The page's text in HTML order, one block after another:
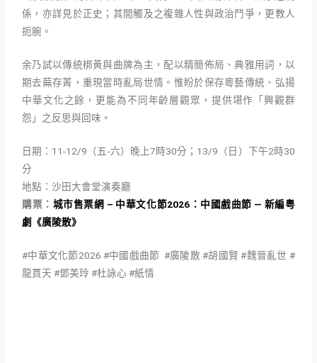
係，亦詳見於正史；其間觸及之複雜人性與政治鬥爭，更教人
扼腕。
余乃試以傳統梆黃與曲牌為主，配以精簡佈局、典雅用詞，以
期去蕪存菁，重現當時亂局世情。惟盼於保存粵藝傳統、弘揚
中華文化之餘，更能為不同年齡層觀眾，提供堪作「興觀群
怨」之反思與回味。
日期：11-12/9（五-六）晚上7時30分；13/9（日）下午2時30
分
地點：沙田大會堂演奏廳
購票： 城市售票網 – 中華文化節2026：中國戲曲節 — 新編粤
劇《廣陵散》
#中華文化節2026 #中國戲曲節 #廣陵散 #胡國賢 #魏晉亂世 #
龍貫天 #鄧美玲 #杜詠心 #紙情